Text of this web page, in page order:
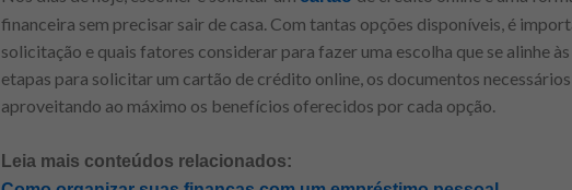
financeira sem precisar sair de casa. Com tantas opções disponíveis, é
solicitação e quais fatores considerar para fazer uma escolha que se alinhe
etapas para solicitar um cartão de crédito online, os documentos
aproveitando ao máximo os benefícios oferecidos por cada opção.
Leia mais conteúdos relacionados: